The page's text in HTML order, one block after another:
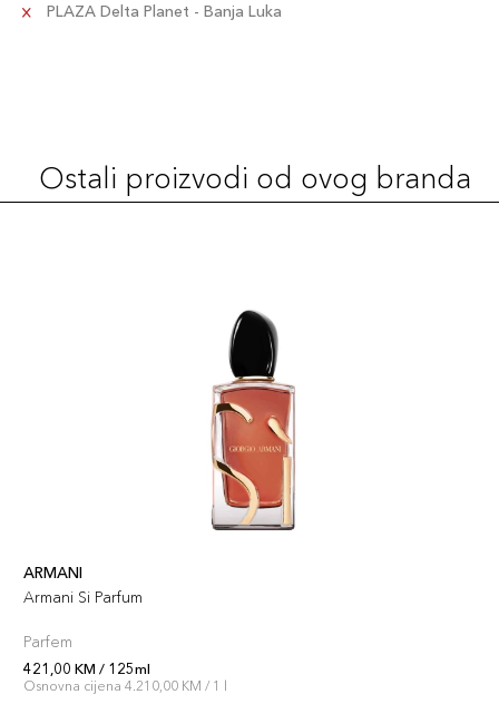
PLAZA Delta Planet - Banja Luka
Ostali proizvodi od ovog branda
ARMANI
Armani Si Parfum
Parfem
421,00 KM / 125ml
Osnovna cijena 4.210,00 KM / 1 l